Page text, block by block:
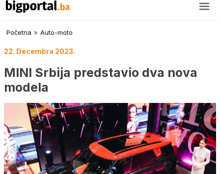
Početna » Auto-moto
22. Decembra 2023.
MINI Srbija predstavio dva nova
modela